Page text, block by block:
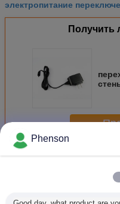
электропитание
Получить
Большесветодиодные
Phenson